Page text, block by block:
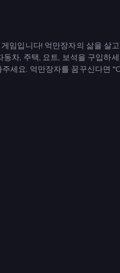
임입니다! 억만장자의 삶을 살
차, 주택, 요트, 보석을 구입하
세요. 억만장자를 꿈꾸신다면